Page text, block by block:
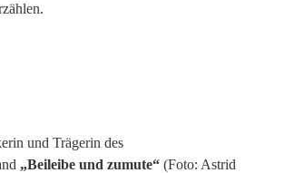
und Trägerin des
„Beileibe und zumute“ (Foto: Astrid